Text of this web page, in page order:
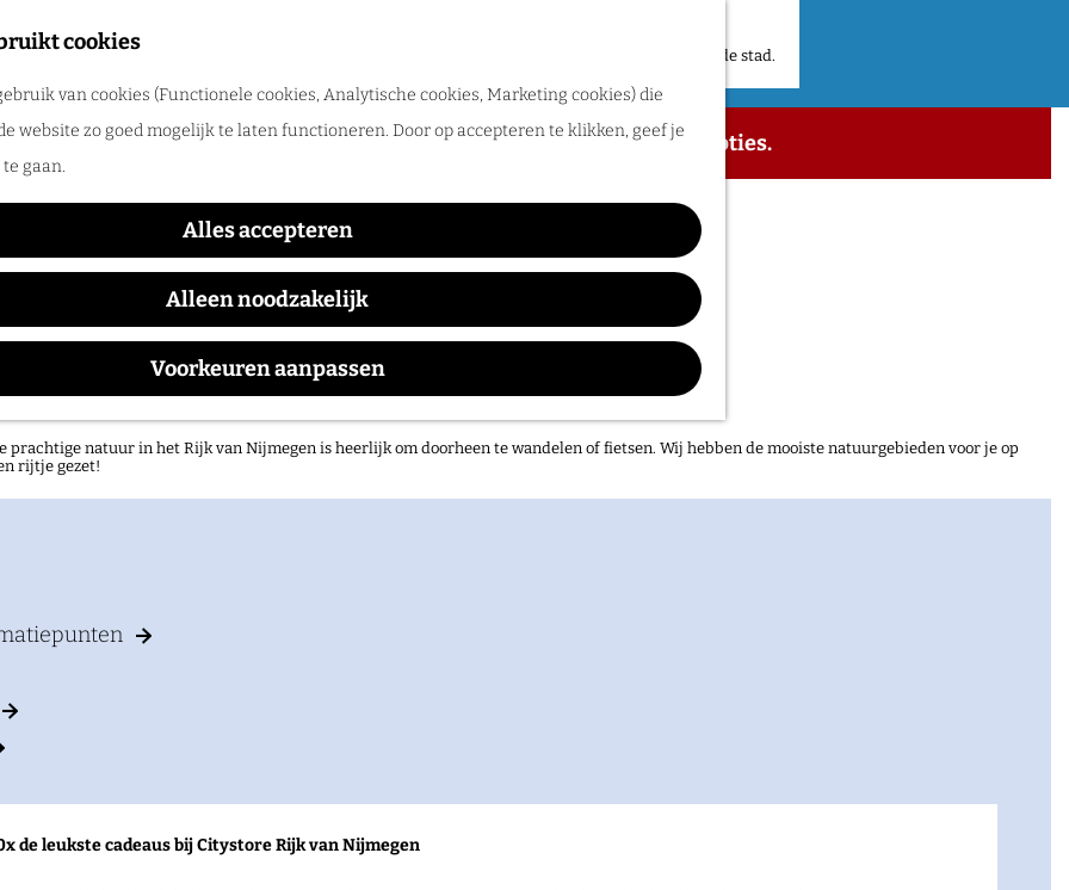
cookies
van cookies (Functionele cookies, Analytische cookies, Marketing cookies) die
website zo goed mogelijk te laten functioneren. Door op accepteren te klikken, geef je
gaan.
Alles accepteren
Alleen noodzakelijk
Voorkeuren aanpassen
Nijmegen samen met een gids. Ga samen op pad en ontdek verborgen plekken en verhalen in de stad.
in het Rijk van Nijmegen
prachtige natuur in het Rijk van Nijmegen is heerlijk om doorheen te wandelen of fietsen. Wij hebben de mooiste natuurgebieden voor je op
rijtje gezet!
de leukste cadeaus bij Citystore Rijk van Nijmegen
meer beschikbaar. Bekijk hetactuele aanbodvoor de beschikbare opties.
L’Etranger
Waar:
LUX
Wanneer:
t/m 7 april